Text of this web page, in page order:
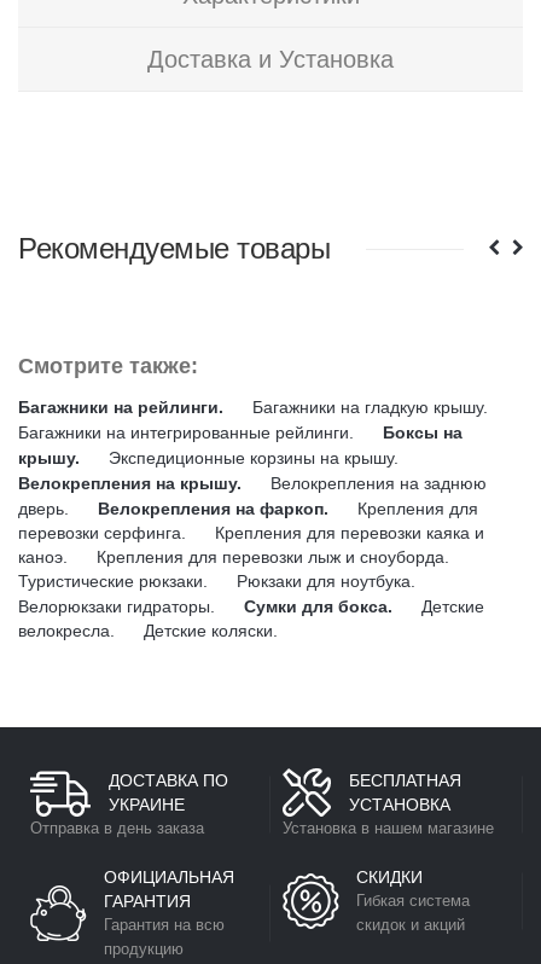
Доставка и Установка
Рекомендуемые товары
Смотрите также:
Багажники на рейлинги.
Багажники на гладкую крышу.
Багажники на интегрированные рейлинги.
Боксы на
крышу.
Экспедиционные корзины на крышу.
Велокрепления на крышу.
Велокрепления на заднюю
дверь.
Велокрепления на фаркоп.
Крепления для
перевозки серфинга.
Крепления для перевозки каяка и
каноэ.
Крепления для перевозки лыж и сноуборда.
Туристические рюкзаки.
Рюкзаки для ноутбука.
Велорюкзаки гидраторы.
Сумки для бокса.
Детские
велокресла.
Детские коляски.
ДОСТАВКА ПО
УКРАИНЕ
Отправка в день заказа
БЕСПЛАТНАЯ
УСТАНОВКА
Установка в нашем магазине
ОФИЦИАЛЬНАЯ
ГАРАНТИЯ
Гарантия на всю
продукцию
СКИДКИ
Гибкая система
скидок и акций